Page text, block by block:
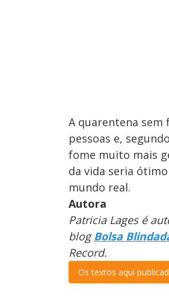
A quarentena sem
pessoas e,
fome muito mais
da vida seria
mundo real.
Autora
Patricia Lages é
blogBolsa
Record.
Os textos aqui